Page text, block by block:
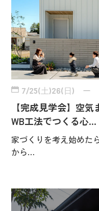
7/25(土)26(日) ー
【完成見学会】空
WB工法でつくる心…
家づくりを考え始めた
から…